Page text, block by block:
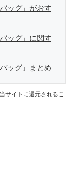
ッグ」がおす
ッグ」に関す
ッグ」まとめ
サイトに還元されるこ